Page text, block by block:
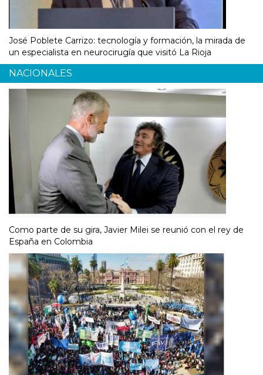
José Poblete Carrizo: tecnología y formación, la mirada de
un especialista en neurocirugía que visitó La Rioja
NACIONALES
Como parte de su gira, Javier Milei se reunió con el rey de
España en Colombia